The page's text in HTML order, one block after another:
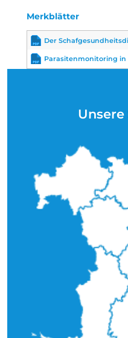
Merkblätter
Der
Parasitenmonitoring